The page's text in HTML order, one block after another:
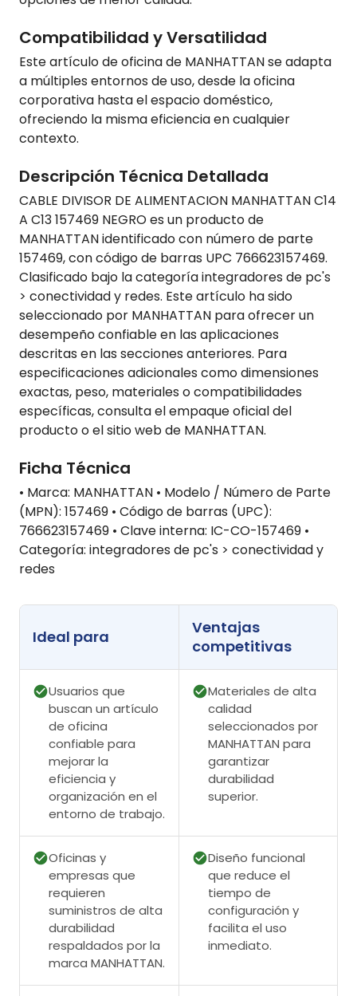
Compatibilidad y Versatilidad
Este artículo de oficina de MANHATTAN se adapta
a múltiples entornos de uso, desde la oficina
corporativa hasta el espacio doméstico,
ofreciendo la misma eficiencia en cualquier
contexto.
Descripción Técnica Detallada
CABLE DIVISOR DE ALIMENTACION MANHATTAN C14
A C13 157469 NEGRO es un producto de
MANHATTAN identificado con número de parte
157469, con código de barras UPC 766623157469.
Clasificado bajo la categoría integradores de pc's
> conectividad y redes. Este artículo ha sido
seleccionado por MANHATTAN para ofrecer un
desempeño confiable en las aplicaciones
descritas en las secciones anteriores. Para
especificaciones adicionales como dimensiones
exactas, peso, materiales o compatibilidades
específicas, consulta el empaque oficial del
producto o el sitio web de MANHATTAN.
Ficha Técnica
• Marca: MANHATTAN • Modelo / Número de Parte
(MPN): 157469 • Código de barras (UPC):
766623157469 • Clave interna: IC-CO-157469 •
Categoría: integradores de pc's > conectividad y
redes
Ideal para
Ventajas
competitivas
Usuarios que
buscan un artículo
de oficina
confiable para
mejorar la
eficiencia y
organización en el
entorno de trabajo.
Materiales de alta
calidad
seleccionados por
MANHATTAN para
garantizar
durabilidad
superior.
Oficinas y
empresas que
requieren
suministros de alta
durabilidad
respaldados por la
marca MANHATTAN.
Diseño funcional
que reduce el
tiempo de
configuración y
facilita el uso
inmediato.